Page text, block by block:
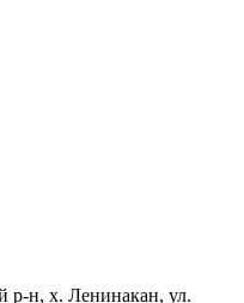
р-н, х. Ленинакан, ул.